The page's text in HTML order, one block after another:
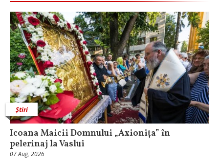
Știri
Icoana Maicii Domnului „Axionița” în
pelerinaj la Vaslui
07 Aug, 2026